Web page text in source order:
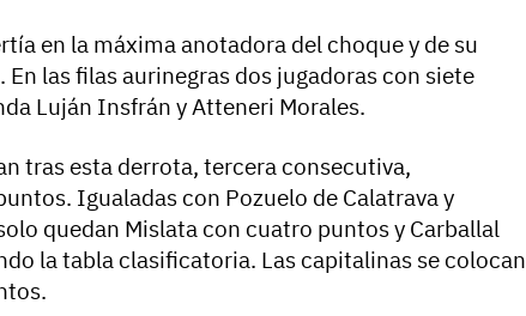
en la máxima anotadora del choque y de su
En las filas aurinegras dos jugadoras con siete
Luján Insfrán y Atteneri Morales.
tras esta derrota, tercera consecutiva,
Igualadas con Pozuelo de Calatrava y
quedan Mislata con cuatro puntos y Carballal
la tabla clasificatoria. Las capitalinas se colocan